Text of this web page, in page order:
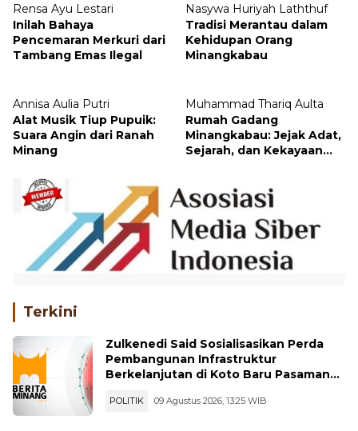
Rensa Ayu Lestari
Inilah Bahaya
Pencemaran Merkuri dari
Tambang Emas Ilegal
Nasywa Huriyah Laththuf
Tradisi Merantau dalam
Kehidupan Orang
Minangkabau
Annisa Aulia Putri
Alat Musik Tiup Pupuik:
Suara Angin dari Ranah
Minang
Muhammad Thariq Aulta
Rumah Gadang
Minangkabau: Jejak Adat,
Sejarah, dan Kekayaan
Terkini
Zulkenedi Said Sosialisasikan Perda
Pembangunan Infrastruktur
Berkelanjutan di Koto Baru Pasaman
POLITIK 09 Agustus 2026, 13:25 WIB